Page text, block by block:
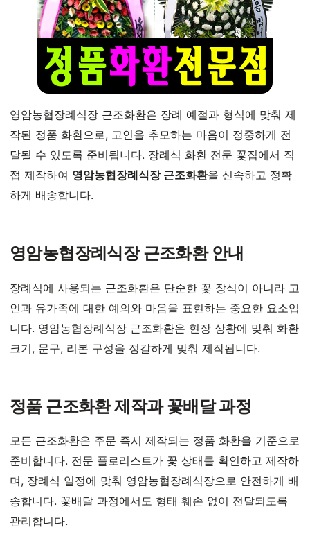
영암농협장례식장 근조화환은 장례 예절과 형식에 맞춰 제
작된 정품 화환으로, 고인을 추모하는 마음이 정중하게 전
달될 수 있도록 준비됩니다. 장례식 화환 전문 꽃집에서 직
접 제작하여 영암농협장례식장 근조화환을 신속하고 정확
하게 배송합니다.
영암농협장례식장 근조화환 안내
장례식에 사용되는 근조화환은 단순한 꽃 장식이 아니라 고
인과 유가족에 대한 예의와 마음을 표현하는 중요한 요소입
니다. 영암농협장례식장 근조화환은 현장 상황에 맞춰 화환
크기, 문구, 리본 구성을 정갈하게 맞춰 제작됩니다.
정품 근조화환 제작과 꽃배달 과정
모든 근조화환은 주문 즉시 제작되는 정품 화환을 기준으로
준비합니다. 전문 플로리스트가 꽃 상태를 확인하고 제작하
며, 장례식 일정에 맞춰 영암농협장례식장으로 안전하게 배
송합니다. 꽃배달 과정에서도 형태 훼손 없이 전달되도록
관리합니다.